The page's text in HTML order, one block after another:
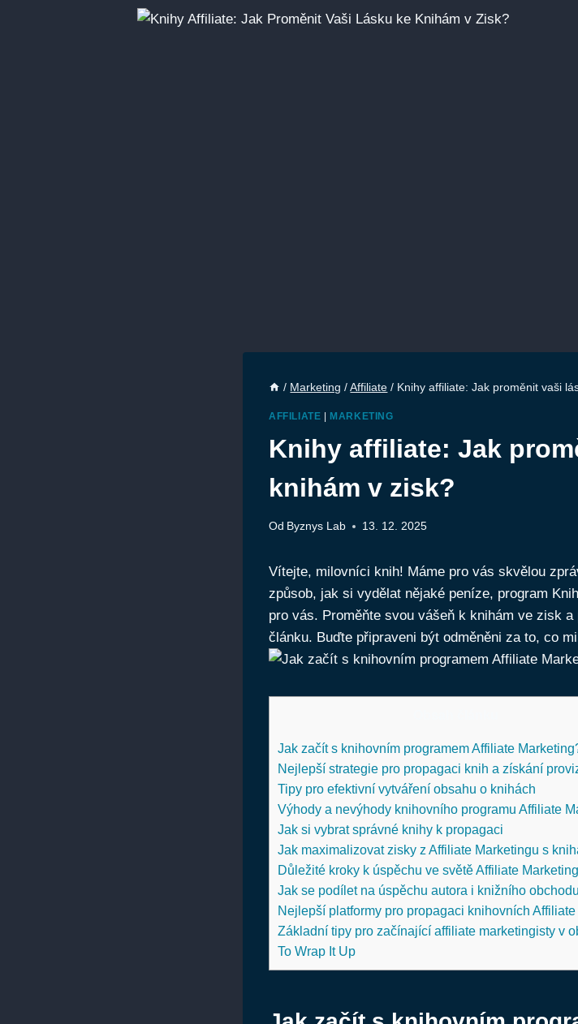
/ Marketing / Affiliate / Knihy affiliate: Jak proměnit vaši
AFFILIATE | MARKETING
Knihy affiliate: Jak
knihám v zisk?
Od Byznys Lab 13. 12. 2025
Vítejte, milovníci knih! Máme pro vás skvělou
způsob, jak si vydělat nějaké peníze, program
pro vás. Proměňte svou vášeň k knihám ve zisk
článku. Buďte připraveni být odměněni za to, co
Jak začít s knihovním programem Affiliate
Nejlepší strategie pro propagaci knih a získání
Tipy pro efektivní vytváření obsahu o knihách
Výhody a nevýhody knihovního programu Affiliate
Jak si vybrat správné knihy k propagaci
Jak maximalizovat zisky z Affiliate Marketingu s
Důležité kroky k úspěchu ve světě Affiliate
Jak se podílet na úspěchu autora i knižního obchodu
Nejlepší platformy pro propagaci knihovních
Základní tipy pro začínající affiliate marketingisty v
To Wrap It Up